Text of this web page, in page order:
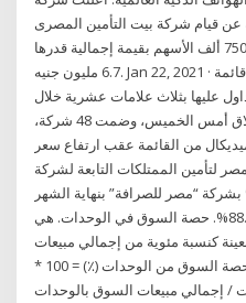
عن قيام شركة بيت التأمين المصرى
السعودى بشراء حصة جديدة بلغت 750 ألف الأسهم بقيمة إجمالية قدرها
6.7 مليون جنيه. Jan 22, 2021 · أعلنت البورصة المصرية، عن قائمة
عليها بثلاث علامات عشرية خلال
الأسبوع المقبل بناء على أسعار إغلاق أمس الخميس، وضمت 48 شركة،
من القائمة عقب ارتفاع سعر
الممتلكات التابعة لشركة
للتأمين، البالغة 10% بشركة “مصر للصرافة” بنهاية الشهر
الماضى، ليرفع حصته بالشركة إلى 88.5%. حصة السوق في الوحدات. هي
كنسبة مئوية من إجمالي مبيعات
السوق ، تقاس بنفس الوحدات. حصة السوق من الوحدات (٪) = 100 *